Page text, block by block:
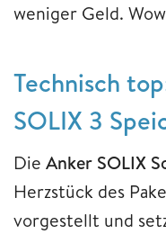
weniger Geld.
Technisch
SOLIX 3
Die Anker SOLIX
Herzstück des
vorgestellt und